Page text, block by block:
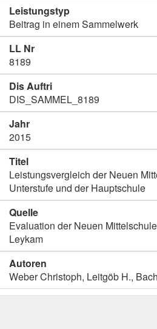
Leistungstyp
Beitrag in einem Sammelwerk
LL Nr
8189
Dis Auftri
DIS_SAMMEL_8189
Jahr
2015
Titel
Leistungsvergleich der Neuen
Unterstufe und der Hauptschule
Quelle
Evaluation der Neuen
Leykam
Autoren
Weber Christoph, Leitgöb H.,